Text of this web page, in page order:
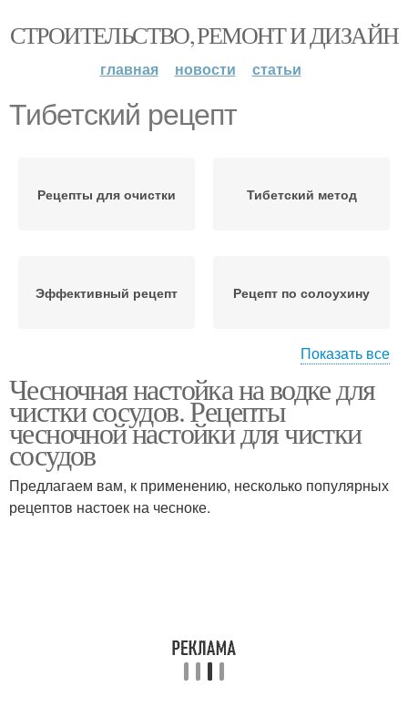
СТРОИТЕЛЬСТВО, РЕМОНТ И ДИЗАЙН
главная новости статьи
Тибетский рецепт
Рецепты для очистки Тибетский метод
Эффективный рецепт Рецепт по солоухину
Тибетские монахи Народные рецепты
Рецепты для вывода Тибетская настойка
Показать все
Чесночная настойка на водке для
чистки сосудов. Рецепты
чесночной настойки для чистки
сосудов
Предлагаем вам, к применению, несколько популярных
рецептов настоек на чесноке.